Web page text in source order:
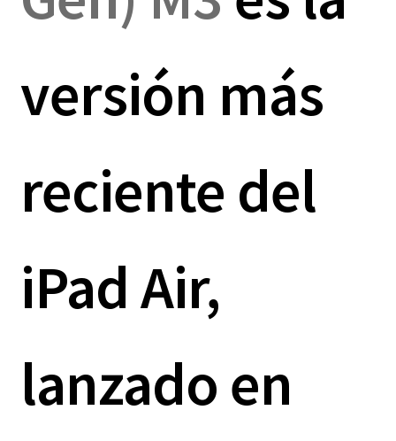
versión más
reciente del
iPad Air,
lanzado en